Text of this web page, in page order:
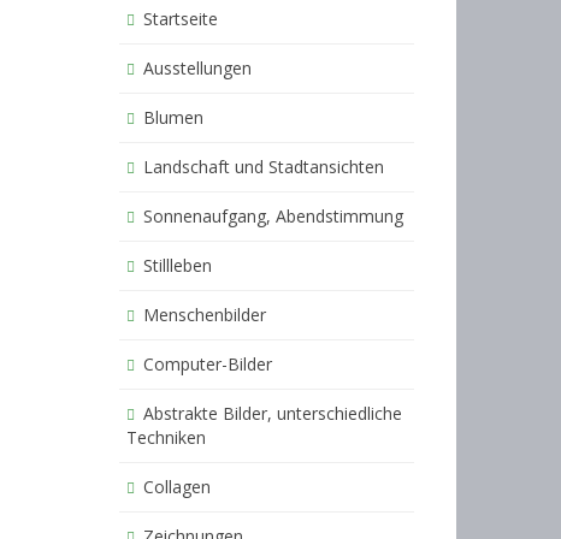
Startseite
Ausstellungen
Blumen
Landschaft und Stadtansichten
Sonnenaufgang, Abendstimmung
Stillleben
Menschenbilder
Computer-Bilder
Abstrakte Bilder, unterschiedliche
Techniken
Collagen